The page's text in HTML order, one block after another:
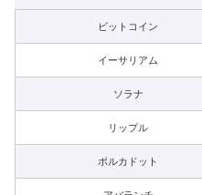
ビットコイン
イーサリアム
ソラナ
リップル
ポルカドット